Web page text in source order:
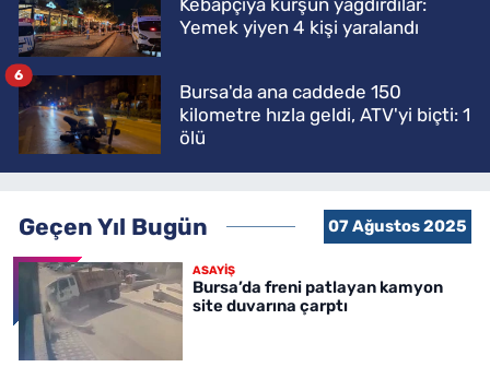
Kebapçıya kurşun yağdırdılar:
Yemek yiyen 4 kişi yaralandı
Bursa'da ana caddede 150
kilometre hızla geldi, ATV'yi biçti: 1
ölü
6
Geçen Yıl Bugün 07 Ağustos 2025
ASAYİŞ
Bursa’da freni patlayan kamyon
site duvarına çarptı